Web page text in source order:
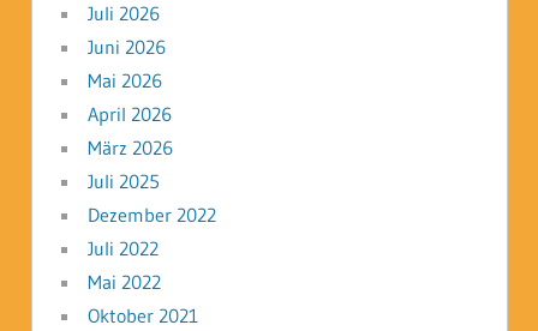
Juli 2026
Juni 2026
Mai 2026
April 2026
März 2026
Juli 2025
Dezember 2022
Juli 2022
Mai 2022
Oktober 2021